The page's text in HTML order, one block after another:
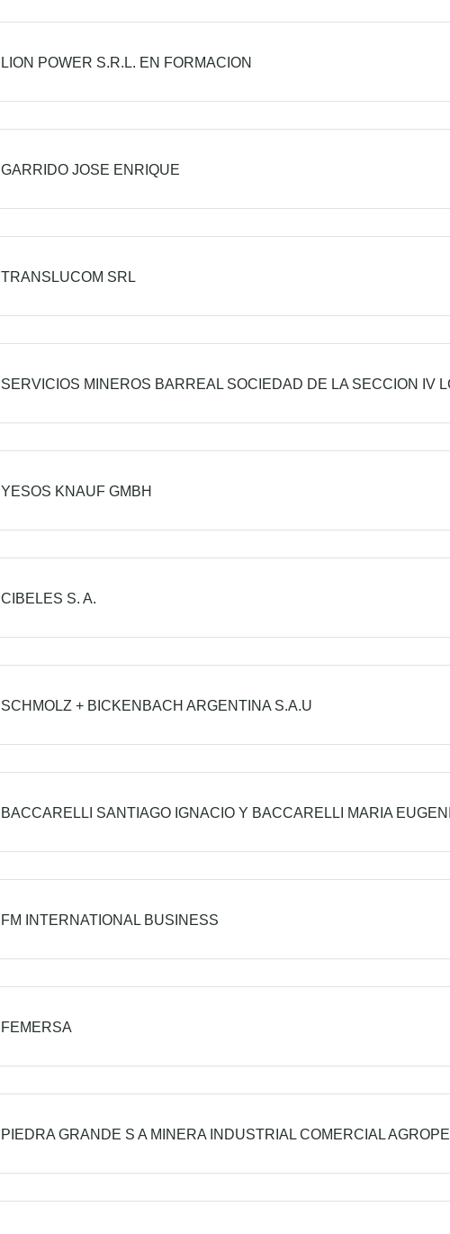
LION POWER S.R.L. EN FORMACION
GARRIDO JOSE ENRIQUE
TRANSLUCOM SRL
SERVICIOS MINEROS BARREAL SOCIEDAD DE LA SECCION IV
YESOS KNAUF GMBH
CIBELES S. A.
SCHMOLZ + BICKENBACH ARGENTINA S.A.U
BACCARELLI SANTIAGO IGNACIO Y BACCARELLI MARIA
FM INTERNATIONAL BUSINESS
FEMERSA
PIEDRA GRANDE S A MINERA INDUSTRIAL COMERCIAL